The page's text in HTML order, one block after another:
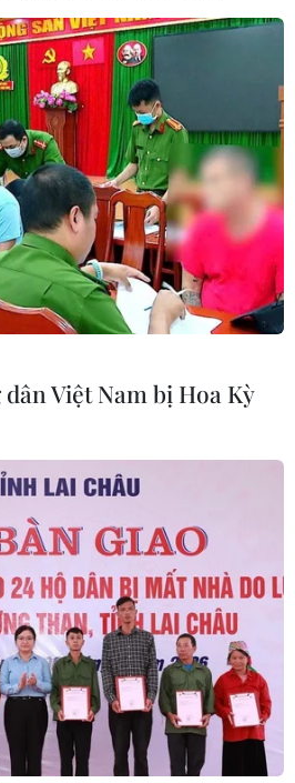
MỤC
nước Việt Nam
phục vụ Hội
đánh giá
Việt Nam bị Hoa Kỳ